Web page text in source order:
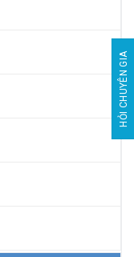
HỎI CHUYÊN GIA